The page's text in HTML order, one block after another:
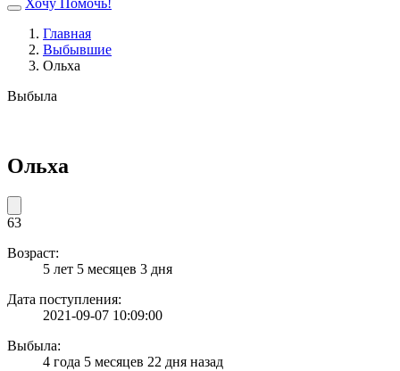
Хочу Помочь!
Главная
Выбывшие
Ольха
Выбыла
Ольха
63
Возраст:
5 лет 5 месяцев 3 дня
Дата поступления:
2021-09-07 10:09:00
Выбыла:
4 года 5 месяцев 22 дня назад